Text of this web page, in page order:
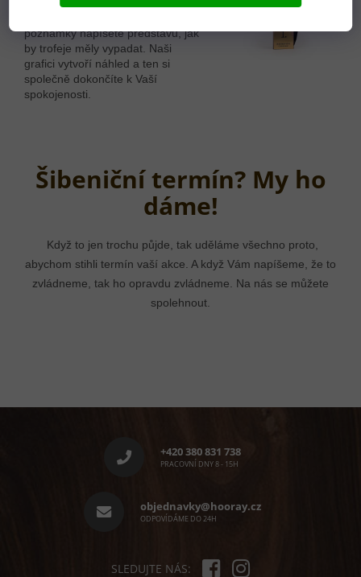
poznámky napíšete představu, jak
by trofeje měly vypadat. Naši
grafici vytvoří náhled a ten si
společně dokončíte k Vaší
spokojenosti.
Šibeniční termín? My ho
dáme!
Když to jen trochu půjde, tak uděláme všechno proto,
abychom stihli termín vaší akce. A když Vám napíšeme, že to
zvládneme, tak ho opravdu zvládneme. Na nás se můžete
spolehnout.
Z
+420 380 831 738
PRACOVNÍ DNY 8 - 15H
objednavky@hooray.cz
ODPOVÍDÁME DO 24H
SLEDUJTE NÁS: